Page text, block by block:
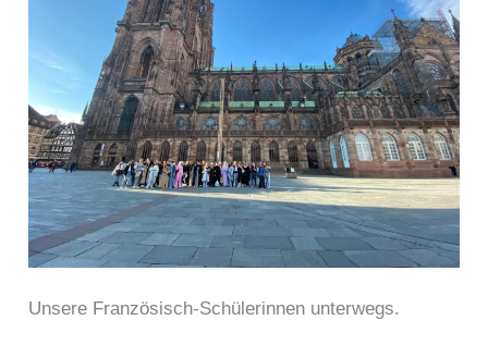
Unsere Französisch-Schülerinnen unterwegs.